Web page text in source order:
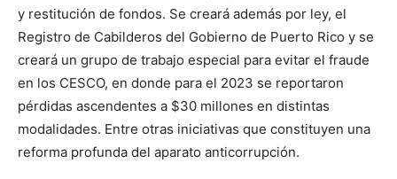
y restitución de fondos. Se creará además por ley, el
Registro de Cabilderos del Gobierno de Puerto Rico y se
creará un grupo de trabajo especial para evitar el fraude
en los CESCO, en donde para el 2023 se reportaron
pérdidas ascendentes a $30 millones en distintas
modalidades. Entre otras iniciativas que constituyen una
reforma profunda del aparato anticorrupción.